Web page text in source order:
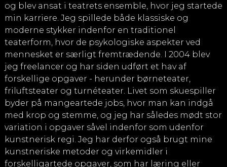
og blev ansat i teatrets ensemble, hvor jeg startede
min karriere. Jeg spillede både klassiske og
moderne stykker indenfor en traditionel
teaterform, hvor de psykologiske aspekter ved
mennesket er særligt fremtrædende. I 2004 blev
jeg freelancer og har siden udført et hav af
forskellige opgaver - herunder børneteater,
friluftsteater og turnéteater. Livet som skuespiller
byder på mangeartede jobs, hvor man kan indgå
med krop og stemme, og jeg har således mødt stor
variation i opgaver såvel indenfor som udenfor
kunstnerisk regi. Jeg har derfor også brugt mine
kunstneriske metoder og virkemidler i
forskelligartede opgaver, som har læring eller